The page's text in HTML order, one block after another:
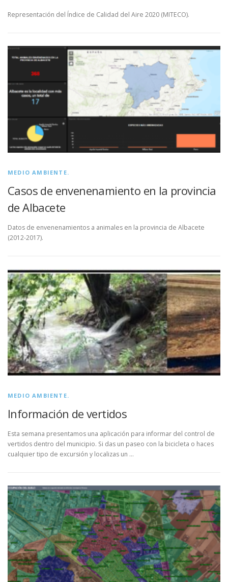
Representación del Índice de Calidad del Aire 2020 (MITECO).
MEDIO AMBIENTE.
Casos de envenenamiento en la provincia
de Albacete
Datos de envenenamientos a animales en la provincia de Albacete
(2012-2017).
MEDIO AMBIENTE.
Información de vertidos
Esta semana presentamos una aplicación para informar del control de
vertidos dentro del municipio. Si das un paseo con la bicicleta o haces
cualquier tipo de excursión y localizas un …